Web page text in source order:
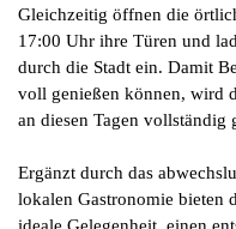
Gleichzeitig öffnen die
17:00 Uhr ihre Türen und
durch die Stadt ein. Damit
voll genießen können, wird
an diesen Tagen vollständig
Ergänzt durch das
lokalen Gastronomie bieten